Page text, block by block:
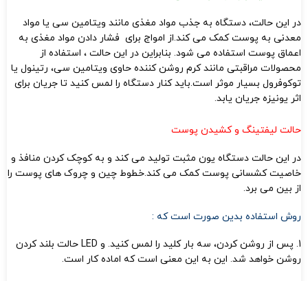
در این حالت، دستگاه به جذب مواد مغذی مانند ویتامین سی یا مواد
معدنی به پوست کمک می کند.از امواج برای فشار دادن مواد مغذی به
اعماق پوست استفاده می شود. بنابراین در این حالت ، استفاده از
محصولات مراقبتی مانند کرم روشن کننده حاوی ویتامین سی، رتینول یا
توکوفرول بسیار موثر است.باید کنار دستگاه را لمس کنید تا جریان برای
اثر یونیزه جریان یابد.
حالت لیفتینگ و کشیدن پوست
در این حالت دستگاه یون مثبت تولید می کند و به کوچک کردن منافذ و
خاصیت کشسانی پوست کمک می کند.خطوط چین و چروک های پوست را
از بین می برد.
روش استفاده بدین صورت است که :
1. پس از روشن کردن، سه بار کلید را لمس کنید. و LED حالت بلند کردن
روشن خواهد شد. این به این معنی است که اماده کار است.